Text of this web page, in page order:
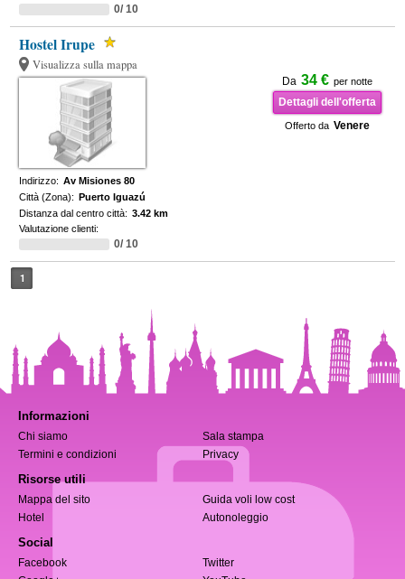
0/ 10
Hostel Irupe
Visualizza sulla mappa
Da 34 € per notte
Dettagli dell'offerta
Offerto da Venere
Indirizzo: Av Misiones 80
Città (Zona): Puerto Iguazú
Distanza dal centro città: 3.42 km
Valutazione clienti:
0/ 10
1
Informazioni
Chi siamo
Sala stampa
Termini e condizioni
Privacy
Risorse utili
Mappa del sito
Guida voli low cost
Hotel
Autonoleggio
Social
Facebook
Twitter